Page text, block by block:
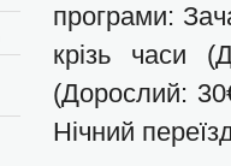
програми:
крізь часи
(Дорослий:
Нічний